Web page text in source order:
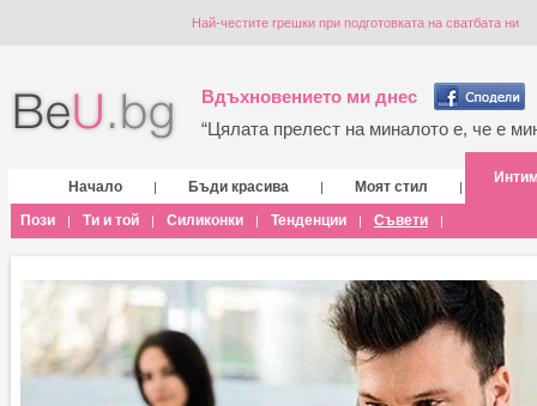
Най-честите грешки при подготовката на сватбата ни
Вдъхновението ми днес
“Цялата прелест на миналото е, че е
Начало | Бъди красива | Моят стил |
Пози | Ти и той | Силиконки | Тенденции | Съвети |